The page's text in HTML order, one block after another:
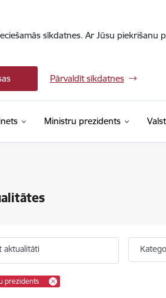
sīkdatnes. Ar Jūsu
Pārvaldīt sīkdatnes
Ministru prezidents
aktualitāti
prezidents